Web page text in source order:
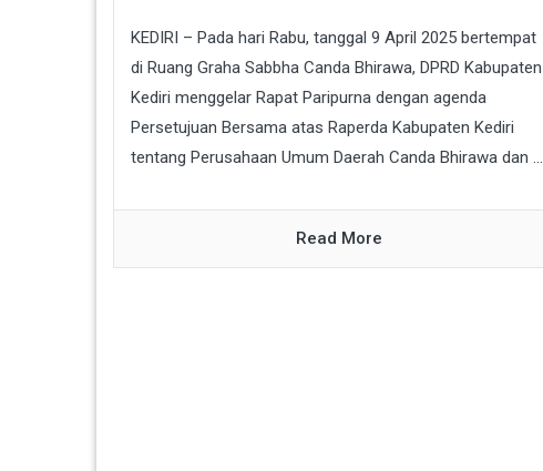
KEDIRI – Pada hari Rabu, tanggal 9 April 2025 bertempat
di Ruang Graha Sabbha Canda Bhirawa, DPRD Kabupaten
Kediri menggelar Rapat Paripurna dengan agenda
Persetujuan Bersama atas Raperda Kabupaten Kediri
tentang Perusahaan Umum Daerah Canda Bhirawa dan ...
Read More